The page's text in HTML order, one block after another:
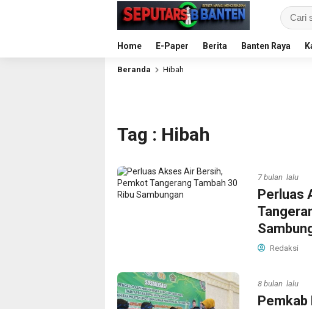
Home E-Paper Berita Banten Raya
Beranda Hibah
Tag : Hibah
7 bulan lalu
Perluas
Redaksi
8 bulan lalu
Pemkab